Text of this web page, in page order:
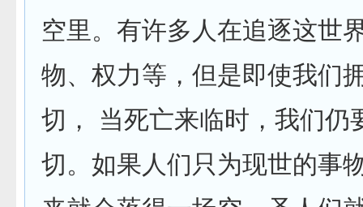
空里。有许多人在追逐这世
物、权力等，但是即使我们
切， 当死亡来临时，我们仍
切。如果人们只为现世的事